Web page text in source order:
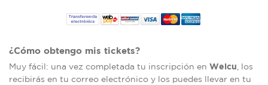
¿Cómo obtengo mis tickets?
Muy fácil: una vez completada tu inscripción en Welcu , los
recibirás en tu correo electrónico y los puedes llevar en tu